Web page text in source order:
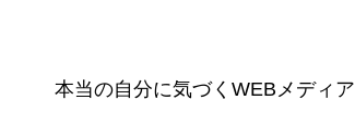
本当の自分に気づく WEBメディア